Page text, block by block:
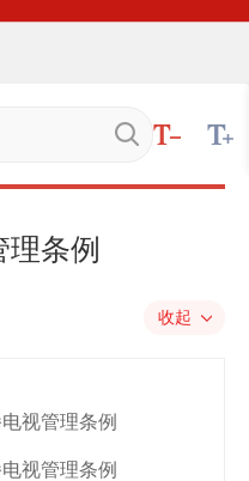
理条例
收起
视管理条例
视管理条例